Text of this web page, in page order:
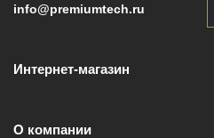
info@premiumtech.ru
Интернет-магазин
О компании